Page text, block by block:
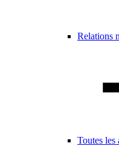
Relations
Toutes les